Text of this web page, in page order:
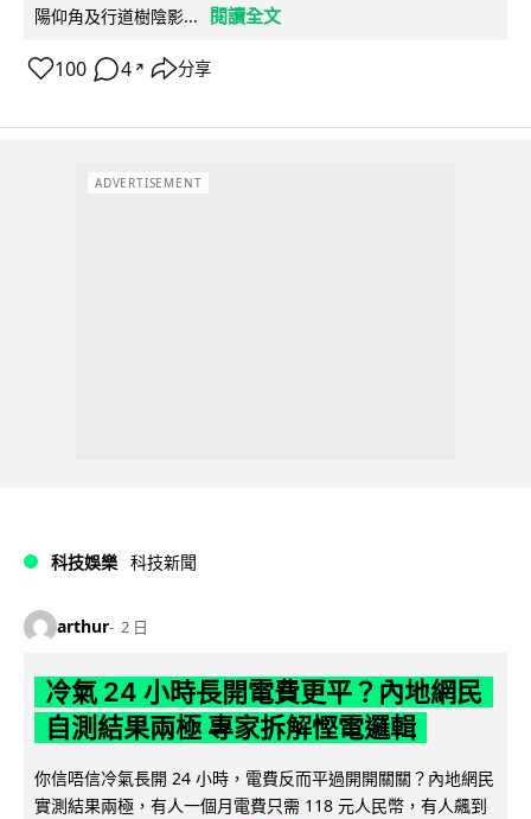
陽仰角及行道樹陰影...
閱讀全文
100 4 ↗ 分享
ADVERTISEMENT
科技娛樂 科技新聞
arthur 2 日
冷氣 24 小時長開電費更平？內地網民
自測結果兩極 專家拆解慳電邏輯
你信唔信冷氣長開 24 小時，電費反而平過開開關關？內地網民
實測結果兩極，有人一個月電費只需 118 元人民幣，有人飆到